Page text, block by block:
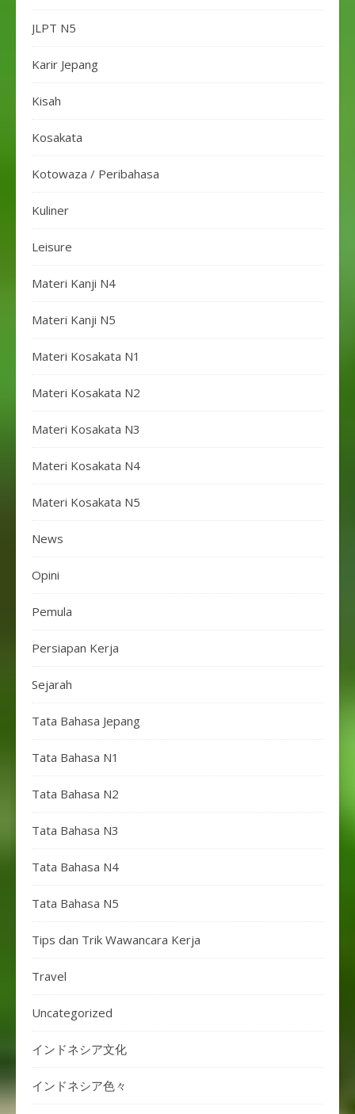
JLPT N5
Karir Jepang
Kisah
Kosakata
Kotowaza / Peribahasa
Kuliner
Leisure
Materi Kanji N4
Materi Kanji N5
Materi Kosakata N1
Materi Kosakata N2
Materi Kosakata N3
Materi Kosakata N4
Materi Kosakata N5
News
Opini
Pemula
Persiapan Kerja
Sejarah
Tata Bahasa Jepang
Tata Bahasa N1
Tata Bahasa N2
Tata Bahasa N3
Tata Bahasa N4
Tata Bahasa N5
Tips dan Trik Wawancara Kerja
Travel
Uncategorized
インドネシア文化
インドネシア色々